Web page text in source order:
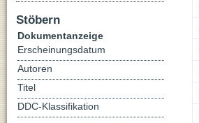
Stöbern
Dokumentanzeige
Erscheinungsdatum
Autoren
Titel
DDC-Klassifikation